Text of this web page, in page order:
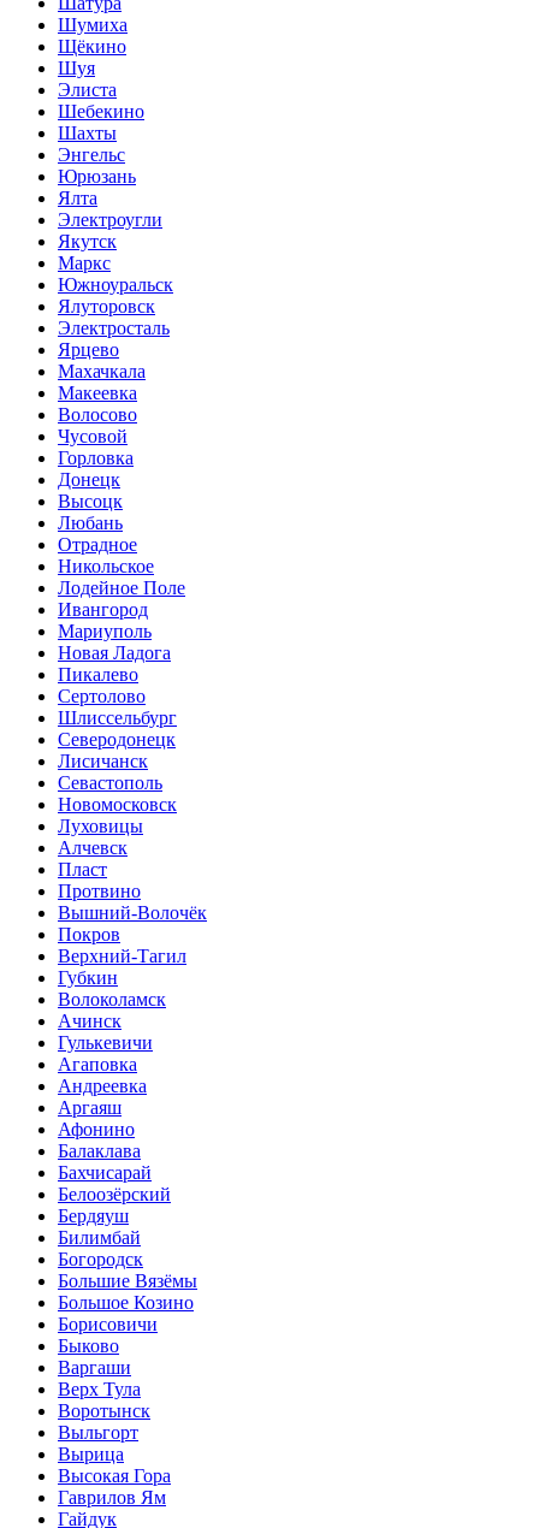
Шумиха
Щёкино
Шуя
Элиста
Шебекино
Шахты
Энгельс
Юрюзань
Ялта
Электроугли
Якутск
Маркс
Южноуральск
Ялуторовск
Электросталь
Ярцево
Махачкала
Макеевка
Волосово
Чусовой
Горловка
Донецк
Высоцк
Любань
Отрадное
Никольское
Лодейное Поле
Ивангород
Мариуполь
Новая Ладога
Пикалево
Сертолово
Шлиссельбург
Северодонецк
Лисичанск
Севастополь
Новомосковск
Луховицы
Алчевск
Пласт
Протвино
Вышний-Волочёк
Покров
Верхний-Тагил
Губкин
Волоколамск
Ачинск
Гулькевичи
Агаповка
Андреевка
Аргаяш
Афонино
Балаклава
Бахчисарай
Белоозёрский
Бердяуш
Билимбай
Богородск
Большие Вязёмы
Большое Козино
Борисовичи
Быково
Варгаши
Верх Тула
Воротынск
Выльгорт
Вырица
Высокая Гора
Гаврилов Ям
Гайдук